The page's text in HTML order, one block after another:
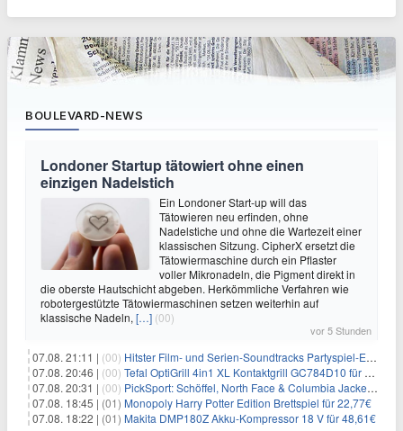
BOULEVARD-NEWS
Londoner Startup tätowiert ohne einen
einzigen Nadelstich
Ein Londoner Start-up will das
Tätowieren neu erfinden, ohne
Nadelstiche und ohne die Wartezeit einer
klassischen Sitzung. CipherX ersetzt die
Tätowiermaschine durch ein Pflaster
voller Mikronadeln, die Pigment direkt in
die oberste Hautschicht abgeben. Herkömmliche Verfahren wie
robotergestützte Tätowiermaschinen setzen weiterhin auf
klassische Nadeln, […] (00)
vor 5 Stunden
07.08. 21:11 | (00) Hitster Film- und Serien-Soundtracks Partyspiel-Erweiterung für 6,99€
07.08. 20:46 | (00) Tefal OptiGrill 4in1 XL Kontaktgrill GC784D10 für 239,99€
07.08. 20:31 | (00) PickSport: Schöffel, North Face & Columbia Jacken ab 39,60€
07.08. 18:45 | (01) Monopoly Harry Potter Edition Brettspiel für 22,77€
07.08. 18:22 | (01) Makita DMP180Z Akku-Kompressor 18 V für 48,61€